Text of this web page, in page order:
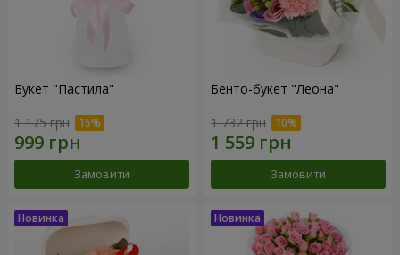
Букет "Пастила"
1 175 грн
Замовити
Бенто-букет "Леона"
1 732 грн
Замовити